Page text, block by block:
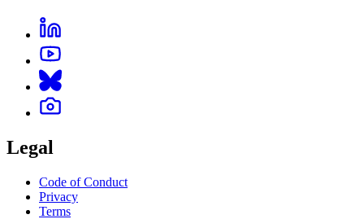
Legal
Code of Conduct
Privacy
Terms